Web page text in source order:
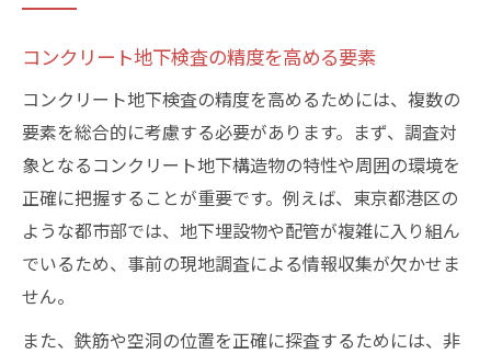
コンクリート地下検査の精度を高める要素
コンクリート地下検査の精度を高めるためには、複数の
要素を総合的に考慮する必要があります。まず、調査対
象となるコンクリート地下構造物の特性や周囲の環境を
正確に把握することが重要です。例えば、東京都港区の
ような都市部では、地下埋設物や配管が複雑に入り組ん
でいるため、事前の現地調査による情報収集が欠かせま
せん。
また、鉄筋や空洞の位置を正確に探査するためには、非